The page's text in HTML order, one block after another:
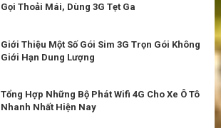
Gọi Thoải Mái, Dùng 3G Tẹt Ga
Giới Thiệu Một Số Gói Sim 3G Trọn Gói Không
Giới Hạn Dung Lượng
Tổng Hợp Những Bộ Phát Wifi 4G Cho Xe Ô Tô
Nhanh Nhất Hiện Nay